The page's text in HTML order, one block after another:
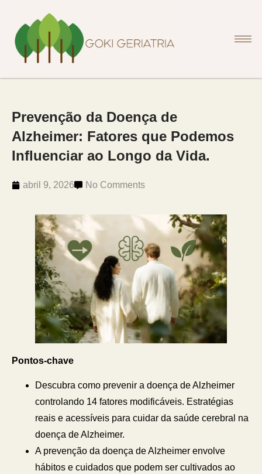
Prevenção da Doença de
Alzheimer: Fatores que Podemos
Influenciar ao Longo da Vida.
abril 9, 2026 No Comments
Pontos-chave
Descubra como prevenir a doença de Alzheimer
controlando 14 fatores modificáveis. Estratégias
reais e acessíveis para cuidar da saúde cerebral na
doença de Alzheimer.
A prevenção da doença de Alzheimer envolve
hábitos e cuidados que podem ser cultivados ao